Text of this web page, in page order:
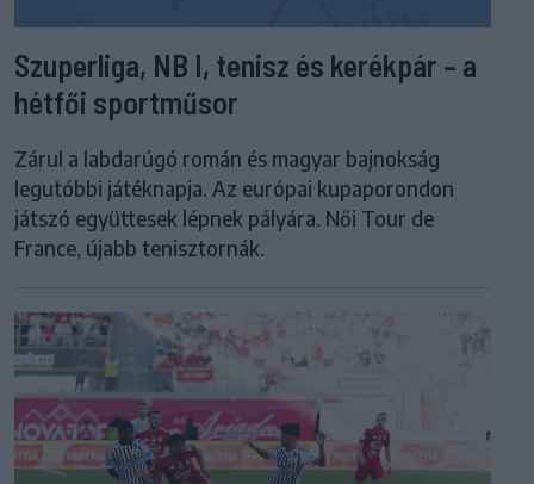
Szuperliga, NB I, tenisz és kerékpár – a
hétfői sportműsor
Zárul a labdarúgó román és magyar bajnokság
legutóbbi játéknapja. Az európai kupaporondon
játszó együttesek lépnek pályára. Női Tour de
France, újabb tenisztornák.